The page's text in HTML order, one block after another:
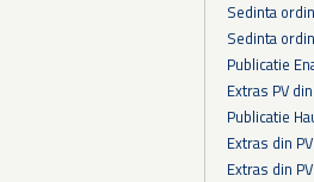
Sedinta
Sedinta
Publicatie
Extras PV
Publicatie
Extras din
Extras din